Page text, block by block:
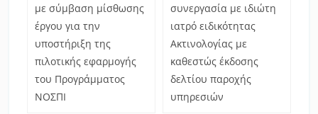
με σύμβαση μίσθωσης
έργου για την
υποστήριξη της
πιλοτικής εφαρμογής
του Προγράμματος
ΝΟΣΠΙ
συνεργασία με ιδιώτη
ιατρό ειδικότητας
Ακτινολογίας με
καθεστώς έκδοσης
δελτίου παροχής
υπηρεσιών